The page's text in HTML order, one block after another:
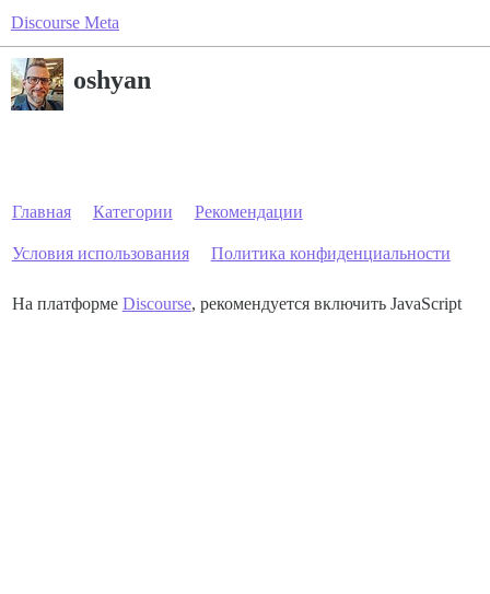
Discourse Meta
oshyan
Главная Категории Рекомендации
Условия использования Политика конфиденциальности
На платформе Discourse, рекомендуется включить JavaScript